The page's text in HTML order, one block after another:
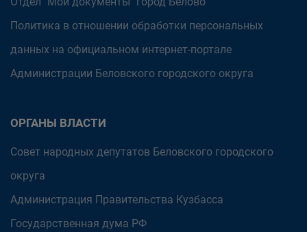
Политика в отношении обработки персональных
данных на официальном интернет-портале
Администрации Беловского городского округа
ОРГАНЫ ВЛАСТИ
Совет народных депутатов Беловского городского
округа
Администрация Правительства Кузбасса
Государственная дума РФ